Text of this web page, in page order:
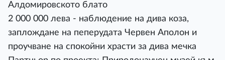
Алдомировското блато
2 000 000 лева - наблюдение на дива коза,
заплождане на пеперудата Червен Аполон и
проучване на спокойни храсти за дива мечка